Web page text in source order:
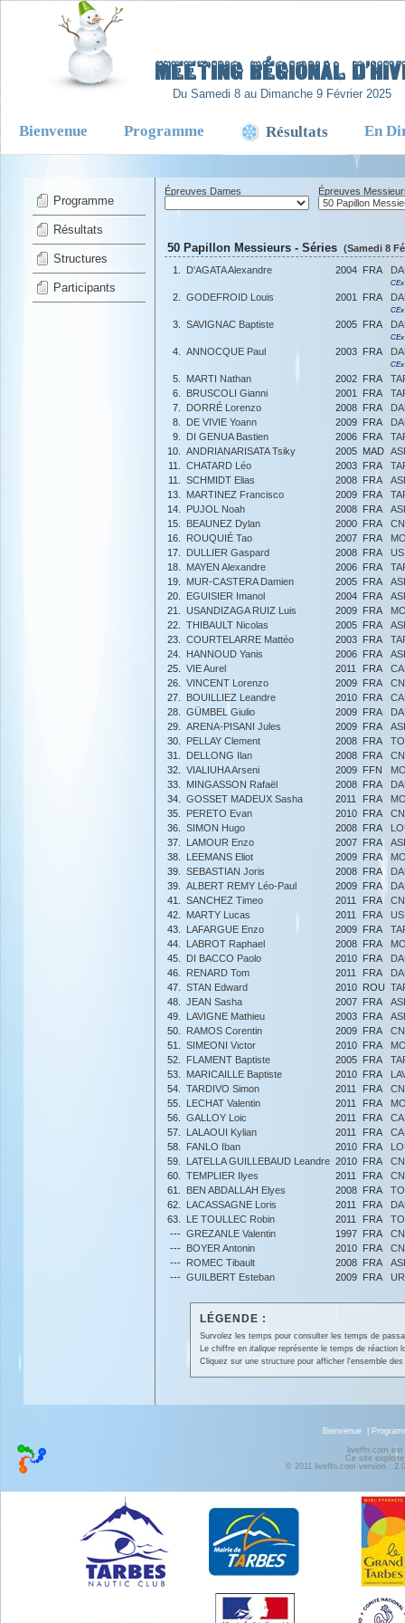
Meeting Régional
Du Samedi 8 au Dimanche 9 Février 2025
Bienvenue Programme Résultats En
Programme
Résultats
Structures
Participants
Épreuves Dames Épreuves
50 Papillon Messieurs - Séries (Samedi 8
1.
D'AGATA Alexandre 2004 FRA
CEx
2. GODEFROID Louis 2001 FRA
CEx
3. SAVIGNAC Baptiste 2005 FRA
CEx
4. ANNOCQUE Paul 2003 FRA
CEx
5. MARTI Nathan 2002 FRA
6.
BRUSCOLI Gianni 2001 FRA
7.
DORRÉ Lorenzo 2008 FRA
8.
DE VIVIE Yoann 2009 FRA
9.
DI GENUA Bastien 2006 FRA
10.
ANDRIANARISATA Tsiky 2005 MAD
11.
CHATARD Léo 2003 FRA
11.
SCHMIDT Elias 2008 FRA
13.
MARTINEZ Francisco 2009 FRA
14.
PUJOL Noah 2008 FRA
15.
BEAUNEZ Dylan 2000 FRA
16.
ROUQUIÉ Tao 2007 FRA
17.
DULLIER Gaspard 2008 FRA
18.
MAYEN Alexandre 2006 FRA
19.
MUR-CASTERA Damien 2005 FRA
20.
EGUISIER Imanol 2004 FRA
21.
USANDIZAGA RUIZ Luis 2009 FRA
22.
THIBAULT Nicolas 2005 FRA
23.
COURTELARRE Mattéo 2003 FRA
24.
HANNOUD Yanis 2006 FRA
25.
VIE Aurel 2011 FRA
26.
VINCENT Lorenzo 2009 FRA
27.
BOUILLIEZ Leandre 2010 FRA
28.
GÜMBEL Giulio 2009 FRA
29.
ARENA-PISANI Jules 2009 FRA
30.
PELLAY Clement 2008 FRA
31.
DELLONG Ilan 2008 FRA
32.
VIALIUHA Arseni 2009 FFN
33.
MINGASSON Rafaël 2008 FRA
34.
GOSSET MADEUX Sasha 2011 FRA
35.
PERETO Evan 2010 FRA
36.
SIMON Hugo 2008 FRA
37.
LAMOUR Enzo 2007 FRA
38.
LEEMANS Eliot 2009 FRA
39.
SEBASTIAN Joris 2008 FRA
39.
ALBERT REMY Léo-Paul 2009 FRA
41.
SANCHEZ Timeo 2011 FRA
42.
MARTY Lucas 2011 FRA
43.
LAFARGUE Enzo 2009 FRA
44.
LABROT Raphael 2008 FRA
45.
DI BACCO Paolo 2010 FRA
46.
RENARD Tom 2011 FRA
47.
STAN Edward 2010 ROU
48.
JEAN Sasha 2007 FRA
49.
LAVIGNE Mathieu 2003 FRA
50.
RAMOS Corentin 2009 FRA
51.
SIMEONI Victor 2010 FRA
52.
FLAMENT Baptiste 2005 FRA
53.
MARICAILLE Baptiste 2010 FRA
54.
TARDIVO Simon 2011 FRA
55.
LECHAT Valentin 2011 FRA
56.
GALLOY Loic 2011 FRA
57.
LALAOUI Kylian 2011 FRA
58.
FANLO Iban 2010 FRA
59.
LATELLA GUILLEBAUD Leandre 2010 FRA
60.
TEMPLIER Ilyes 2011 FRA
61.
BEN ABDALLAH Elyes 2008 FRA
62.
LACASSAGNE Loris 2011 FRA
63.
LE TOULLEC Robin 2011 FRA
--- GREZANLE Valentin 1997 FRA
--- BOYER Antonin 2010 FRA
--- ROMEC Tibault 2008 FRA
--- GUILBERT Esteban 2009 FRA
LÉGENDE :
Survolez les temps pour consulter les temps de
Le chiffre en italiquereprésente le temps de réaction
Cliquez sur une structure pour afficher l'ensemble
Bienvenue
liveffn.com
Ce site
© 2011 liveffn.com version :